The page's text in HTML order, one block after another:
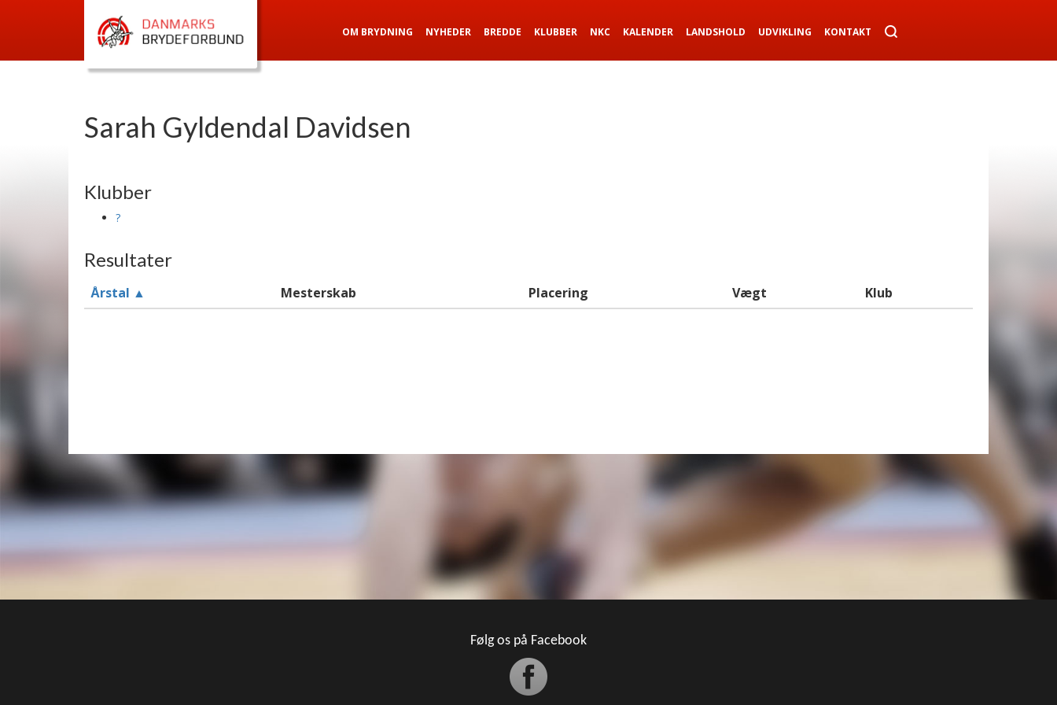
OM BRYDNING NYHEDER BREDDE KLUBBER NKC KALENDER LANDSHOLD UDVIKLING KONTAKT
Sarah Gyldendal Davidsen
Klubber
?
Resultater
Årstal ▲ Mesterskab Placering Vægt Klub
Følg os på Facebook